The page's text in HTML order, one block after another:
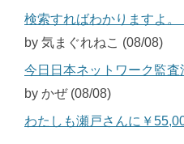
検索すればわかりますよ。
by 気まぐれねこ (08/08)
今日日本ネットワーク監
by かぜ (08/08)
わたしも瀬戸さんに￥